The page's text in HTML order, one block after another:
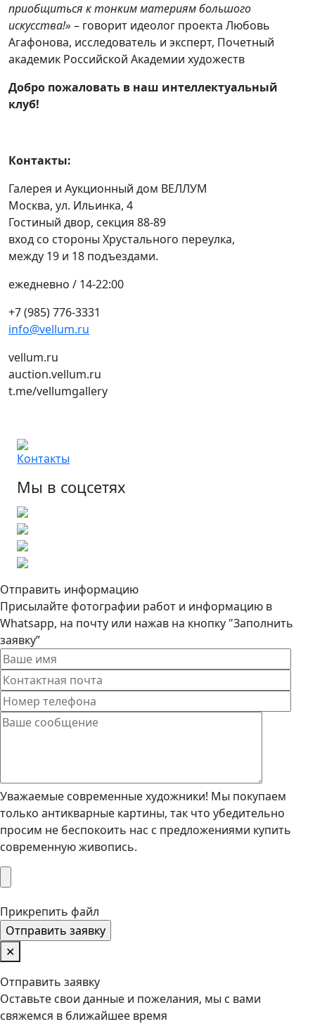
приобщиться к тонким материям большого
искусства!» – говорит идеолог проекта Любовь
Агафонова, исследователь и эксперт, Почетный
академик Российской Академии художеств
Добро пожаловать в наш интеллектуальный
клуб!
Контакты:
Галерея и Аукционный дом ВЕЛЛУМ
Москва, ул. Ильинка, 4
Гостиный двор, секция 88-89
вход со стороны Хрустального переулка,
между 19 и 18 подъездами.
ежедневно / 14-22:00
+7 (985) 776-3331
info@vellum.ru
vellum.ru
auction.vellum.ru
t.me/vellumgallery
Контакты
Мы в соцсетях
Отправить информацию
Присылайте фотографии работ и информацию в
Whatsapp, на почту или нажав на кнопку "Заполнить
заявку”
Уважаемые современные художники! Мы покупаем
только антикварные картины, так что убедительно
просим не беспокоить нас с предложениями купить
современную живопись.
Прикрепить файл
✕
Отправить заявку
Оставьте свои данные и пожелания, мы с вами
свяжемся в ближайшее время